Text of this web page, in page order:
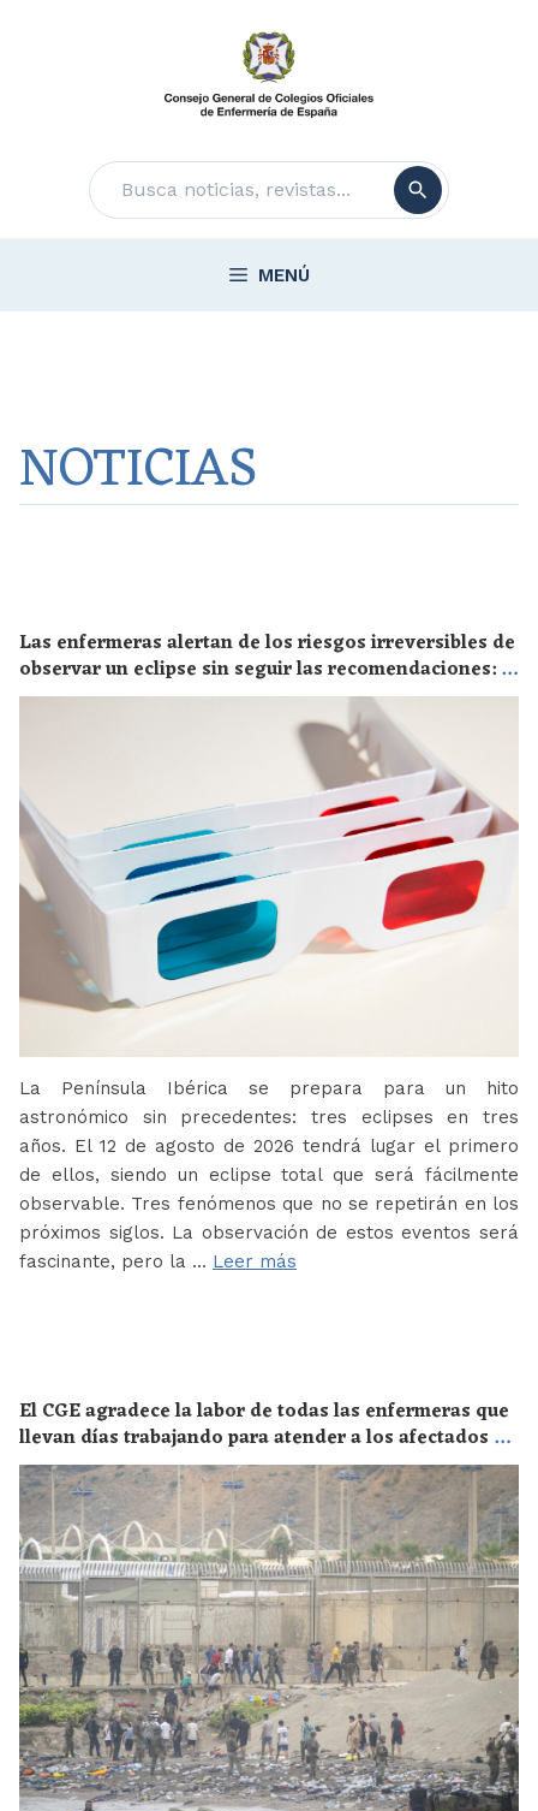
Buscar
MENÚ
NOTICIAS
Las enfermeras alertan de los riesgos irreversibles de
observar un eclipse sin seguir las recomendaciones: la
retinopatía solar es el mayor de los peligros
La Península Ibérica se prepara para un hito
astronómico sin precedentes: tres eclipses en tres
años. El 12 de agosto de 2026 tendrá lugar el primero
de ellos, siendo un eclipse total que será fácilmente
observable. Tres fenómenos que no se repetirán en los
próximos siglos. La observación de estos eventos será
fascinante, pero la … Leer más
El CGE agradece la labor de todas las enfermeras que
llevan días trabajando para atender a los afectados de
la crisis migratoria de Ceuta